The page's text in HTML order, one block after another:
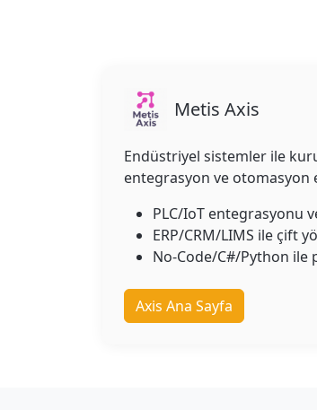
Metis Axis
Endüstriyel sistemler ile
entegrasyon ve otomasyon
PLC/IoT entegrasyonu
ERP/CRM/LIMS ile çift
No-Code/C#/Python
Axis Ana Sayfa